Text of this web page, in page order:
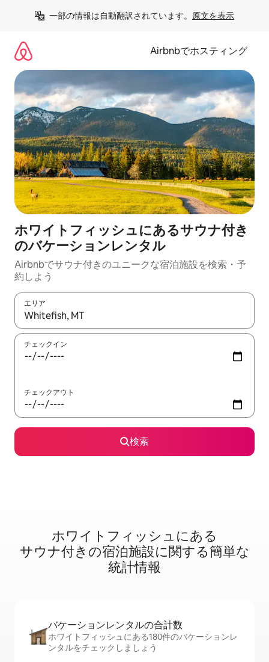
一部の情報は自動翻訳されています。 原文を表示
Airbnbでホスティング
ホワイトフィッシュにあるサウナ付き
のバケーションレンタル
Airbnbでサウナ付きのユニークな宿泊施設を検索・予
約しよう
エリア
検索結果が表示されたら、上下の矢印キーを使って移動するか
チェックイン
チェックアウト
検索
ホワイトフィッシュに⁠あ⁠る
サ⁠ウ⁠ナ⁠付⁠き⁠の宿⁠泊⁠施⁠設⁠に関⁠す⁠る簡⁠単⁠な
統⁠計⁠情⁠報
バケーションレ⁠ン⁠タ⁠ル⁠の合⁠計⁠数
ホワイトフィッシュにある180件のバケーションレ
ンタルをチェックしましょう